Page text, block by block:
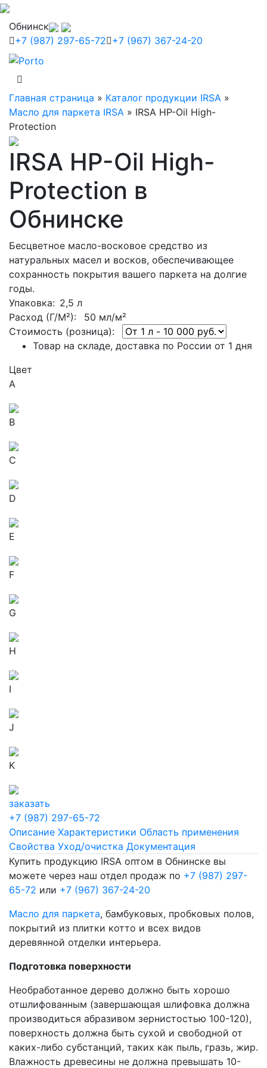
Обнинск
+7 (987) 297-65-72 +7 (967) 367-24-20
Главная страница » Каталог продукции IRSA »
Масло для паркета IRSA » IRSA HP-Oil High-
Protection
IRSA HP-Oil High-
Protection в
Обнинске
Бесцветное масло-восковое средство из
натуральных масел и восков, обеспечивающее
сохранность покрытия вашего паркета на долгие
годы.
Упаковка: 2,5 л
Расход (Г/М²): 50 мл/м²
Стоимость (розница):
Товар на складе, доставка по России от 1 дня
Цвет
A
B
C
D
E
F
G
H
I
J
K
заказать
+7 (987) 297-65-72
Описание Характеристики Область применения
Свойства Уход/очистка Документация
Купить продукцию IRSA оптом в Обнинске вы
можете через наш отдел продаж по +7 (987) 297-
65-72 или +7 (967) 367-24-20
Масло для паркета, бамбуковых, пробковых полов,
покрытий из плитки котто и всех видов
деревянной отделки интерьера.
Подготовка поверхности
Необработанное дерево должно быть хорошо
отшлифованным (завершающая шлифовка должна
производиться абразивом зернистостью 100-120),
поверхность должна быть сухой и свободной от
каких-либо субстанций, таких как пыль, гразь, жир.
Влажность древесины не должна превышать 10-